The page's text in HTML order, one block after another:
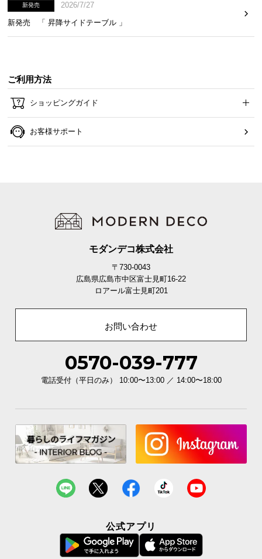
新発売
2026/7/27
新発売 「 昇降サイドテーブル 」
ご利用方法
ショッピングガイド
お客様サポート
モダンデコ株式会社
〒730-0043
広島県広島市中区富士見町16-22
ロアール富士見町201
お問い合わせ
0570-039-777
電話受付（平日のみ） 10:00〜13:00 ／ 14:00〜18:00
公式アプリ